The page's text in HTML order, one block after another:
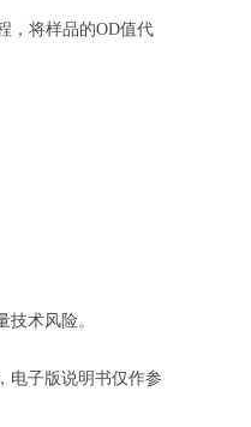
， 将样品的OD值代
术风险。
电子版说明书仅作参